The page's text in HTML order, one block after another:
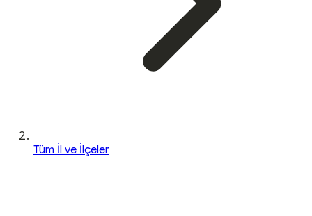
Tüm İl ve İlçeler